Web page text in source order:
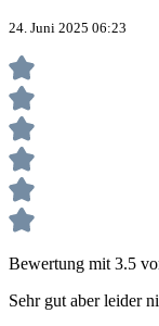
24. Juni 2025 06:23
Bewertung mit 3.5
Sehr gut aber leider